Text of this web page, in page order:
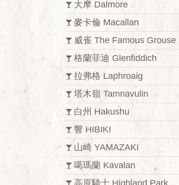
大摩 Dalmore
麥卡倫 Macallan
威雀 The Famous Grouse
格蘭菲迪 Glenfiddich
拉弗格 Laphroaig
塔木嶺 Tamnavulin
白州 Hakushu
響 HIBIKI
山崎 YAMAZAKI
噶瑪蘭 Kavalan
高原騎士 Highland Park